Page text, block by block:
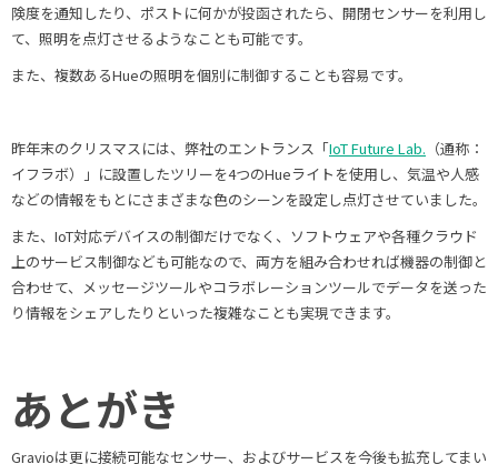
険度を通知したり、ポストに何かが投函されたら、開閉センサーを利用し
て、照明を点灯させるようなことも可能です。
また、複数あるHueの照明を個別に制御することも容易です。
昨年末のクリスマスには、弊社のエントランス「IoT Future Lab. （通称：
イフラボ）」に設置したツリーを4つのHueライトを使用し、気温や人感
などの情報をもとにさまざまな色のシーンを設定し点灯させていました。
また、IoT対応デバイスの制御だけでなく、ソフトウェアや各種クラウド
上のサービス制御なども可能なので、両方を組み合わせれば機器の制御と
合わせて、メッセージツールやコラボレーションツールでデータを送った
り情報をシェアしたりといった複雑なことも実現できます。
あとがき
Gravioは更に接続可能なセンサー、およびサービスを今後も拡充してまい